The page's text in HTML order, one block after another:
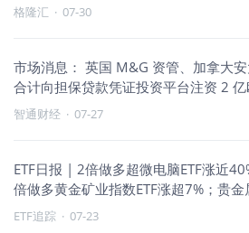
格隆汇 · 07-30
市场消息： 英国 M&G 资管、加拿大
合计向担保贷款凭证投资平台注资 2 亿
智通财经 · 07-27
ETF日报 | 2倍做多超微电脑ETF涨近
倍做多黄金矿业指数ETF涨超7%；贵金
公共事业走强
ETF追踪 · 07-23